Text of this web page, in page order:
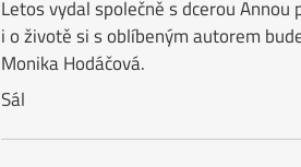
Letos vydal společně s dcerou Annou
i o životě si s oblíbeným autorem
Monika Hodáčová.
Sál